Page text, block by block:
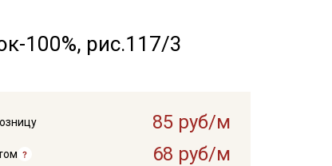
100%, рис.117/3
85 руб/м
68 руб/м